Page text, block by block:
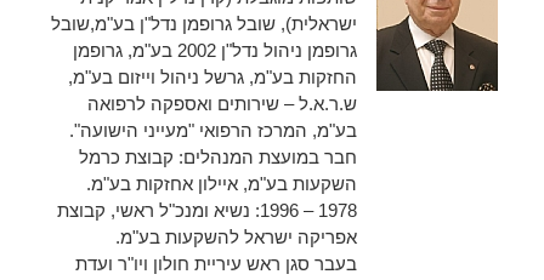
ישראלית), שובל גרופמן נדל"ן בע"מ,שובל
גרופמן ניהול נדל"ן 2002 בע"מ, גרופמן
החזקות בע"מ, גרשל ניהול וייזום בע"מ,
ש.ר.א.ל – שירותים ואספקה לרפואה
בע"מ, המרכז הרפואי "מעייני הישועה".
חבר במועצת המנהלים: קבוצת כרמל
השקעות בע"מ, איילון אחזקות בע"מ.
1978 – 1996: נשיא ומנכ"ל ראשי, קבוצת
אפריקה ישראל להשקעות בע"מ.
בעבר סגן ראש עיריית חולון ויו"ר ועדת